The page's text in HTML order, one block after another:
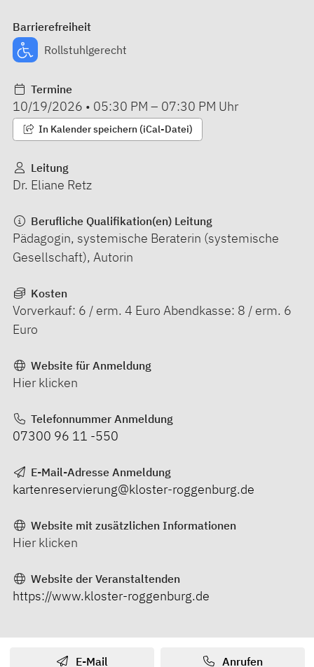
Barrierefreiheit
Rollstuhlgerecht
Termine
10/19/2026 • 05:30 PM – 07:30 PM Uhr
In Kalender speichern (iCal-Datei)
Leitung
Dr. Eliane Retz
Berufliche Qualifikation(en) Leitung
Pädagogin, systemische Beraterin (systemische
Gesellschaft), Autorin
Kosten
Vorverkauf: 6 / erm. 4 Euro Abendkasse: 8 / erm. 6
Euro
Website für Anmeldung
Hier klicken
Telefonnummer Anmeldung
07300 96 11 -550
E-Mail-Adresse Anmeldung
kartenreservierung@kloster-roggenburg.de
Website mit zusätzlichen Informationen
Hier klicken
Website der Veranstaltenden
https://www.kloster-roggenburg.de
E-Mail Anrufen